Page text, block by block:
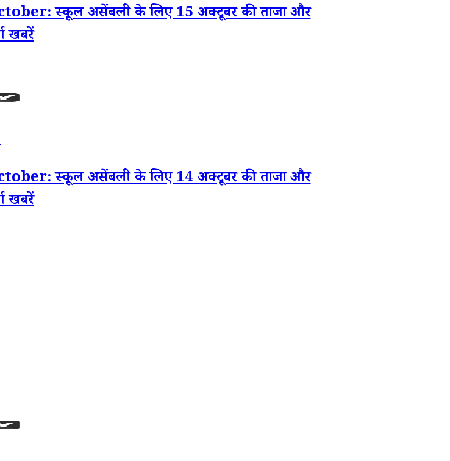
स्कूल असेंबली के लिए 15 अक्टूबर की ताजा और
खबरें
स्कूल असेंबली के लिए 14 अक्टूबर की ताजा और
खबरें